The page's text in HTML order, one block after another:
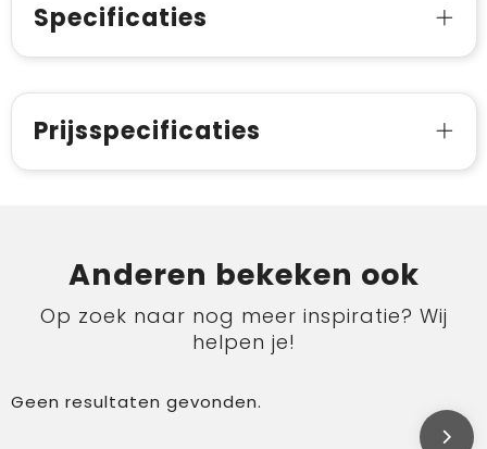
Specificaties
Prijsspecificaties
Anderen bekeken ook
Op zoek naar nog meer inspiratie? Wij
helpen je!
Geen resultaten gevonden.